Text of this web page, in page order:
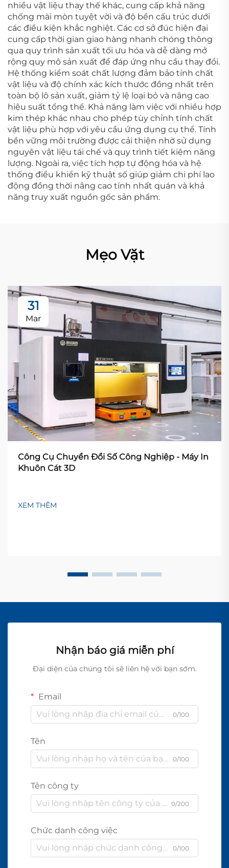
nhiều vật liệu thay thế khác, cung cấp khả năng
chống mài mòn tuyệt vời và độ bền cấu trúc dưới
các điều kiện khắc nghiệt. Các cơ sở đúc hiện đại
cung cấp thời gian giao hàng nhanh chóng thông
qua quy trình sản xuất tối ưu hóa và dễ dàng mở
rộng quy mô sản xuất để đáp ứng nhu cầu thay đổi.
Hệ thống kiểm soát chất lượng đảm bảo tính chất
vật liệu và độ chính xác kích thước đồng nhất trên
toàn bộ lô sản xuất, giảm tỷ lệ loại bỏ và nâng cao
hiệu suất tổng thể. Khả năng làm việc với nhiều hợp
kim thép khác nhau cho phép tùy chỉnh tính chất
vật liệu phù hợp với yêu cầu ứng dụng cụ thể. Tính
bền vững môi trường được cải thiện nhờ sử dụng
nguyên vật liệu tái chế và quy trình tiết kiệm năng
lượng. Ngoài ra, việc tích hợp tự động hóa và hệ
thống điều khiển kỹ thuật số giúp giảm chi phí lao
động đồng thời nâng cao tính nhất quán và khả
năng truy xuất nguồn gốc sản phẩm.
Mẹo Vặt
31
Mar
Công Cụ Chuyển Đổi Số Công Nghiệp - Máy In
Khuôn Cát 3D
XEM THÊM
Nhận báo giá miễn phí
Đại diện của chúng tôi sẽ liên hệ với bạn sớm.
Email
0/100
Tên
0/100
Tên công ty
0/200
Chức danh công việc
0/100